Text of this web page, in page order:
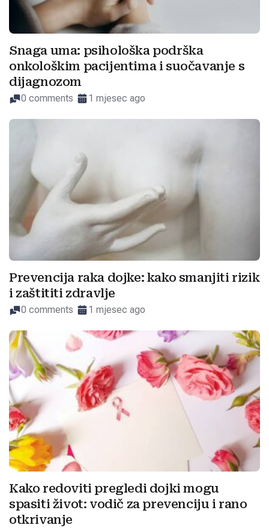
Snaga uma: psihološka podrška
onkološkim pacijentima i suočavanje s
dijagnozom
0 comments 1 mjesec ago
Prevencija raka dojke: kako smanjiti rizik
i zaštititi zdravlje
0 comments 1 mjesec ago
Kako redoviti pregledi dojki mogu
spasiti život: vodič za prevenciju i rano
otkrivanje